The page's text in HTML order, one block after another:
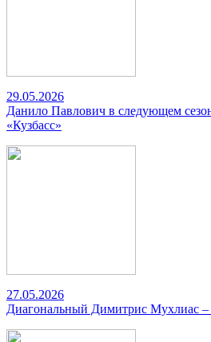
29.05.2026
Данило Павлович в следующем
«Кузбасс»
27.05.2026
Диагональный Димитрис Мухлиас –